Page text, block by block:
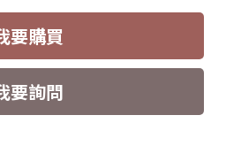
要購買
要詢問